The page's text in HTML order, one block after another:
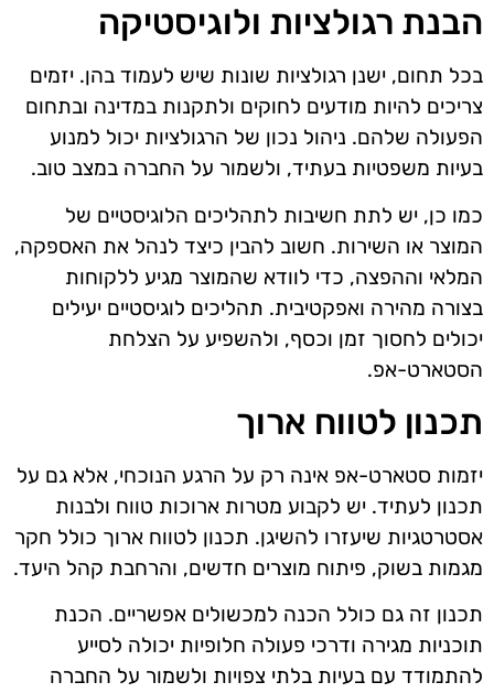
הבנת רגולציות ולוגיסטיקה
בכל תחום, ישנן רגולציות שונות שיש לעמוד בהן. יזמים
צריכים להיות מודעים לחוקים ולתקנות במדינה ובתחום
הפעולה שלהם. ניהול נכון של הרגולציות יכול למנוע
בעיות משפטיות בעתיד, ולשמור על החברה במצב טוב.
כמו כן, יש לתת חשיבות לתהליכים הלוגיסטיים של
המוצר או השירות. חשוב להבין כיצד לנהל את האספקה,
המלאי וההפצה, כדי לוודא שהמוצר מגיע ללקוחות
בצורה מהירה ואפקטיבית. תהליכים לוגיסטיים יעילים
יכולים לחסוך זמן וכסף, ולהשפיע על הצלחת
הסטארט-אפ.
תכנון לטווח ארוך
יזמות סטארט-אפ אינה רק על הרגע הנוכחי, אלא גם על
תכנון לעתיד. יש לקבוע מטרות ארוכות טווח ולבנות
אסטרטגיות שיעזרו להשיגן. תכנון לטווח ארוך כולל חקר
מגמות בשוק, פיתוח מוצרים חדשים, והרחבת קהל היעד.
תכנון זה גם כולל הכנה למכשולים אפשריים. הכנת
תוכניות מגירה ודרכי פעולה חלופיות יכולה לסייע
להתמודד עם בעיות בלתי צפויות ולשמור על החברה